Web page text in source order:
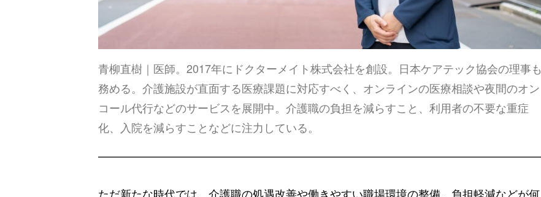
青柳直樹｜医師。2017年にドクターメイト株式会社を創設。日本ケアテック協会の理事も
務める。介護施設が直面する医療課題に対応すべく、オンラインの医療相談や夜間のオン
コール代行などのサービスを展開中。介護職の負担を減らすこと、利用者の不要な重症
化、入院を減らすことなどに注力している。
ただ新たな時代では、介護職の処遇改善や働きやすい職場環境の整備、負担軽減などが何